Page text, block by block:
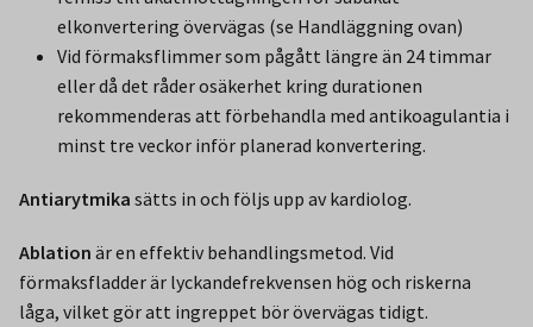
elkonvertering övervägas (se Handläggning ovan)
Vid förmaksflimmer som pågått längre än 24 timmar
eller då det råder osäkerhet kring durationen
rekommenderas att förbehandla med antikoagulantia i
minst tre veckor inför planerad konvertering.
Antiarytmika sätts in och följs upp av kardiolog.
Ablation är en effektiv behandlingsmetod. Vid
förmaksfladder är lyckandefrekvensen hög och riskerna
låga, vilket gör att ingreppet bör övervägas tidigt.